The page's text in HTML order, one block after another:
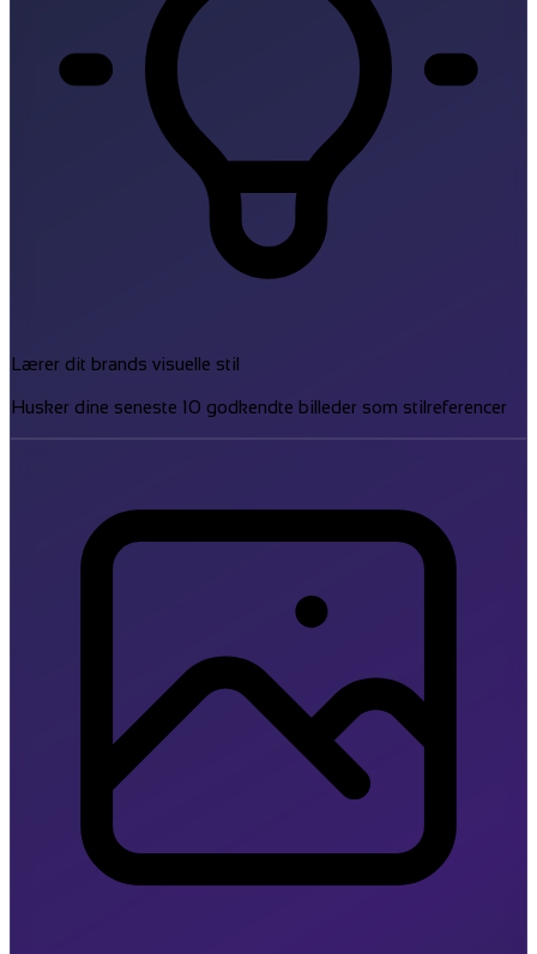
Lærer dit brands visuelle stil
Husker dine seneste 10 godkendte billeder som stilreferencer